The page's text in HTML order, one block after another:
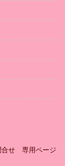
せ 専用ページ